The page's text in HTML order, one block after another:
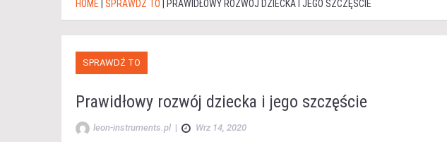
HOME SPRAWDŹ TO PRAWIDŁOWY ROZWÓJ DZIECKA I JEGO SZCZĘŚCIE
SPRAWDŹ TO
Prawidłowy rozwój dziecka i jego szczęście
leon-instruments.pl | Wrz 14, 2020